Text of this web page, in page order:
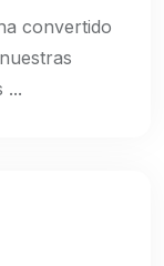
convertido
...